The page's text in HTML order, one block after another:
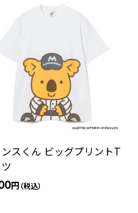
スくん ビッグプリントT
円（税込）